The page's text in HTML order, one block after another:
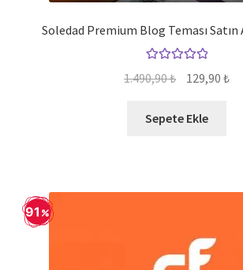
Soledad Premium Blog Teması Satın
5.00
1.490,90₺
Orijinal
1.490,90 ₺.
129,90 ₺Şu
Sepete Ekle
91